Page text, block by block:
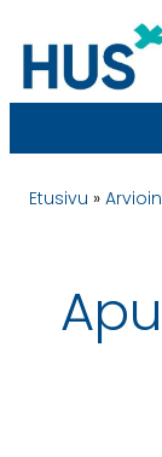
sisältöön
Etusivu »